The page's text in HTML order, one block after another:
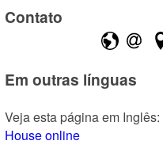
Contato
Em outras línguas
Veja esta página em Inglês:
House online